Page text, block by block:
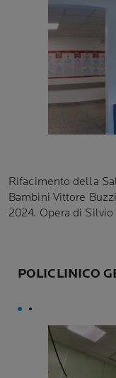
Rifacimento della
Bambini Vittore
2024. Opera di
POLICLINICO